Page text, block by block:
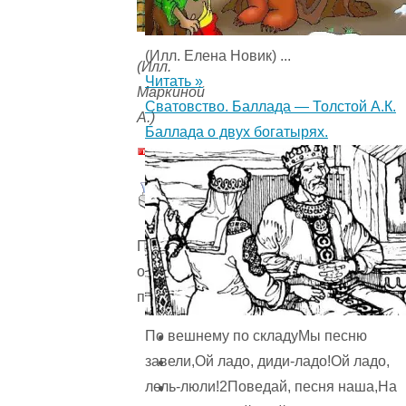
(Илл.
Маркиной
А.)
Пожалуйста,
оцените
произведение
(Илл. Елена Новик) ...
Читать »
Сватовство. Баллада — Толстой А.К.
Баллада о двух богатырях.
По вешнему по складуМы песню
завели,Ой ладо, диди-ладо!Ой ладо,
лель-люли!2Поведай, песня наша,На